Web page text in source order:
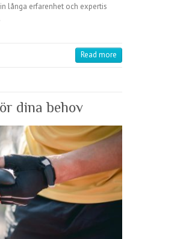
långa erfarenhet och expertis
Read more
dina behov